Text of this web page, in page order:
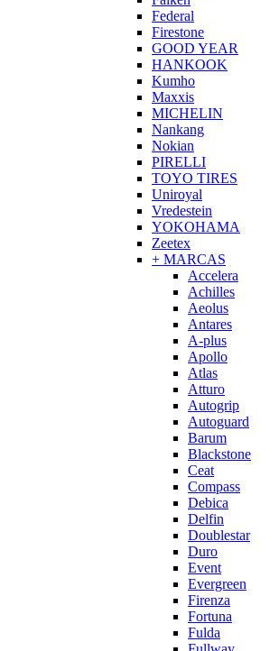
Federal
Firestone
GOOD YEAR
HANKOOK
Kumho
Maxxis
MICHELIN
Nankang
Nokian
PIRELLI
TOYO TIRES
Uniroyal
Vredestein
YOKOHAMA
Zeetex
+ MARCAS
Accelera
Achilles
Aeolus
Antares
A-plus
Apollo
Atlas
Atturo
Autogrip
Autoguard
Barum
Blackstone
Ceat
Compass
Debica
Delfin
Doublestar
Duro
Event
Evergreen
Firenza
Fortuna
Fulda